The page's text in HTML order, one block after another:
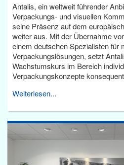
Antalis, ein weltweit führender
Verpackungs- und visuellen
seine Präsenz auf dem
weiter aus. Mit der Übernahme
einem deutschen Spezialisten für
Verpackungslösungen, setzt
Wachstumskurs im Bereich
Verpackungskonzepte
Weiterlesen...